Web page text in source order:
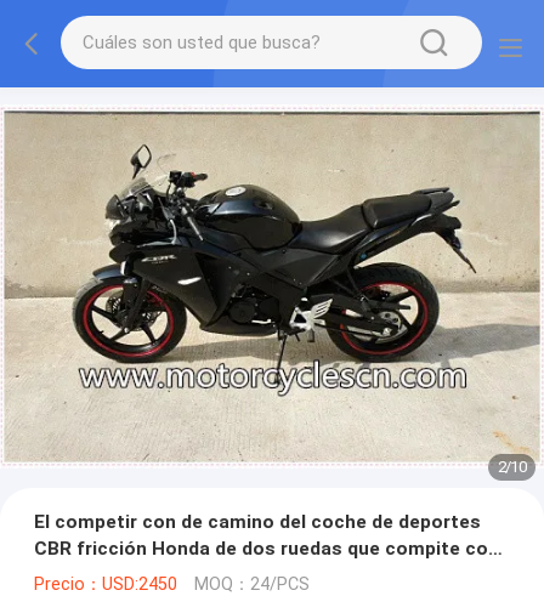
2/10
El competir con de camino del coche de deportes
CBR fricción Honda de dos ruedas que compite con
negro de las motocicletas
Precio：USD:2450 MOQ：24/PCS